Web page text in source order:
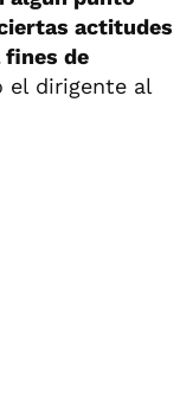
actitudes
fines de
el dirigente al